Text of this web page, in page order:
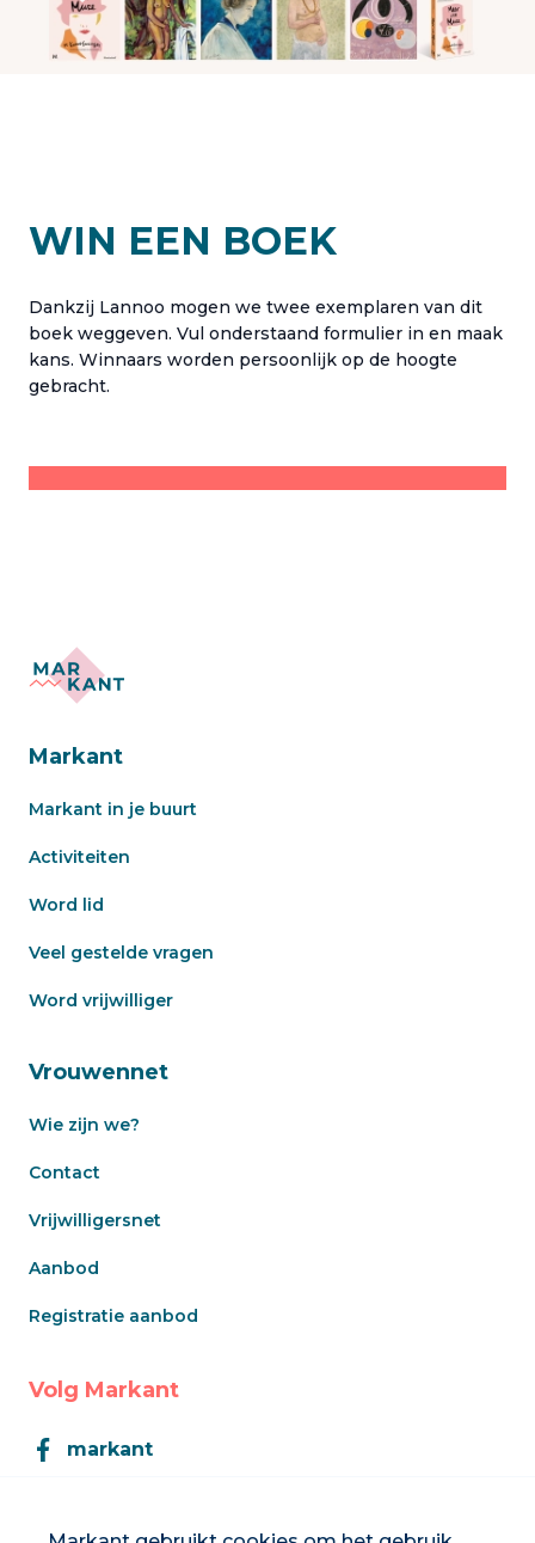
WIN EEN BOEK
Dankzij Lannoo mogen we twee exemplaren van dit
boek weggeven. Vul onderstaand formulier in en maak
kans. Winnaars worden persoonlijk op de hoogte
gebracht.
Markant
Markant in je buurt
Activiteiten
Word lid
Veel gestelde vragen
Word vrijwilliger
Vrouwennet
Wie zijn we?
Contact
Vrijwilligersnet
Aanbod
Registratie aanbod
Volg Markant
markant